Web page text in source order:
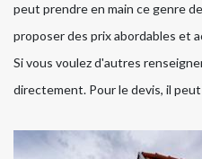
peut prendre en main ce genre
proposer des prix abordables et
Si vous voulez d'autres
directement. Pour le devis, il